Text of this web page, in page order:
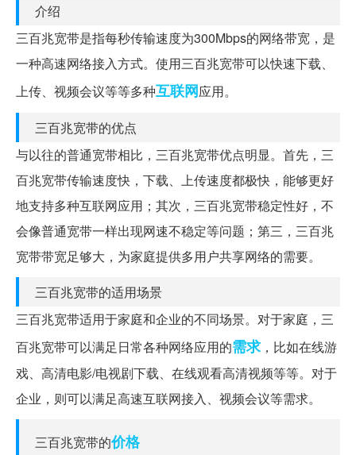
介绍
三百兆宽带是指每秒传输速度为300Mbps的网络带宽，是
一种高速网络接入方式。使用三百兆宽带可以快速下载、
上传、视频会议等等多种互联网应用。
三百兆宽带的优点
与以往的普通宽带相比，三百兆宽带优点明显。首先，三
百兆宽带传输速度快，下载、上传速度都极快，能够更好
地支持多种互联网应用；其次，三百兆宽带稳定性好，不
会像普通宽带一样出现网速不稳定等问题；第三，三百兆
宽带带宽足够大，为家庭提供多用户共享网络的需要。
三百兆宽带的适用场景
三百兆宽带适用于家庭和企业的不同场景。对于家庭，三
百兆宽带可以满足日常各种网络应用的需求，比如在线游
戏、高清电影/电视剧下载、在线观看高清视频等等。对于
企业，则可以满足高速互联网接入、视频会议等需求。
三百兆宽带的价格